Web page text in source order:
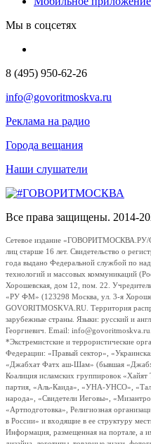
Мы в соцсетях
8 (495) 950-62-26
info@govoritmoskva.ru
Реклама на радио
Города вещания
Наши слушатели
Все права защищены. 2014-
Сетевое издание «ГОВОРИТМОСКВА.РУ/
лиц старше 16 лет. Свидетельство о
года выдано Федеральной службой по
технологий и массовых коммуникаций
Хорошевская, дом 12, пом. 22.
«РУ ФМ» (123298 Москва, ул. 3-я
GOVORITMOSKVA.RU. Территория
зарубежные страны. Языки: русский и
Георгиевич. Email:
*Экстремистские и террористические
Федерации: «Правый сектор»,
«Джабхат Фатх аш-Шам» (бывшая
Коалиция исламских группировок
партия, «Аль-Каида», «УНА-УНСО»,
народа», «Свидетели Иеговы»,
«Артподготовка», Религиозная
в России» и входящие в ее структуру
Информация, размещенная на портале, а